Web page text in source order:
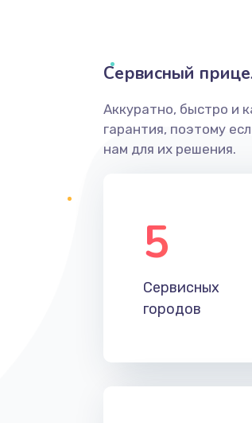
Сервисный
Аккуратно, быстро и
гарантия, поэтому
нам для их решения.
5
Сервисных
городов